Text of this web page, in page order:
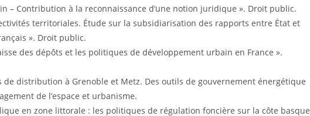
– Contribution à la reconnaissance d’une notion juridique ». Droit public.
territoriales. Étude sur la subsidiarisation des rapports entre État et
». Droit public.
des dépôts et les politiques de développement urbain en France ».
de distribution à Grenoble et Metz. Des outils de gouvernement énergétique
de l’espace et urbanisme.
en zone littorale : les politiques de régulation foncière sur la côte basque